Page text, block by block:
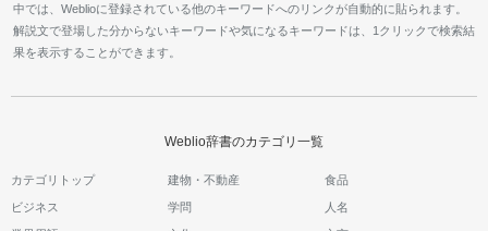
中では、Weblioに登録されている他のキーワードへのリンクが自動的に貼られます。
解説文で登場した分からないキーワードや気になるキーワードは、1クリックで検索結
果を表示することができます。
Weblio辞書のカテゴリ一覧
カテゴリトップ 建物・不動産 食品
ビジネス 学問 人名